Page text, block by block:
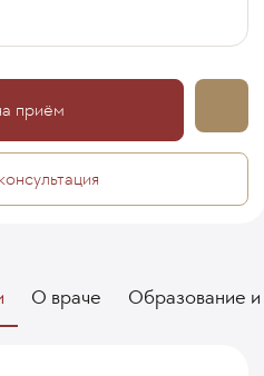
приём
О враче Образование